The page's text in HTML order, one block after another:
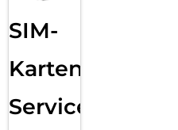
SIM-
Karten
Service: